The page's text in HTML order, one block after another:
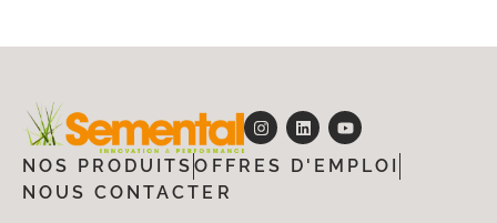
NOS PRODUITS OFFRES D'EMPLOI
NOUS CONTACTER